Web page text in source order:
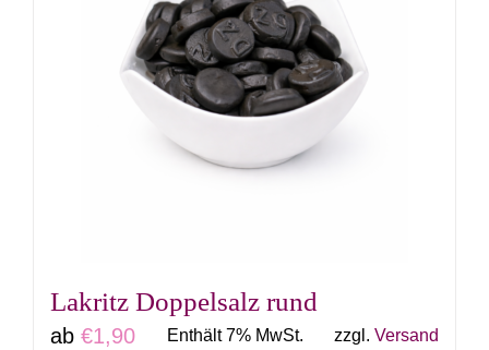
Varianten
auf.
Die
Optionen
können
werden
Lakritz Doppelsalz rund
ab €1,90 Enthält 7% MwSt. zzgl. Versand